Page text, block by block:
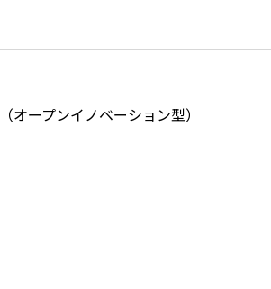
ープンイノベーション型）